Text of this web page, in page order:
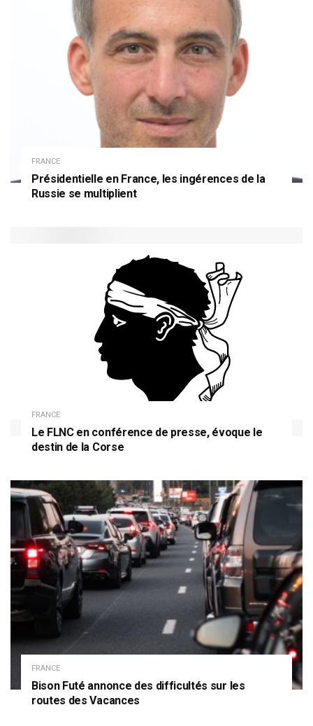
FRANCE
Présidentielle en France, les ingérences de la
Russie se multiplient
FRANCE
Le FLNC en conférence de presse, évoque le
destin de la Corse
FRANCE
Bison Futé annonce des difficultés sur les
routes des Vacances